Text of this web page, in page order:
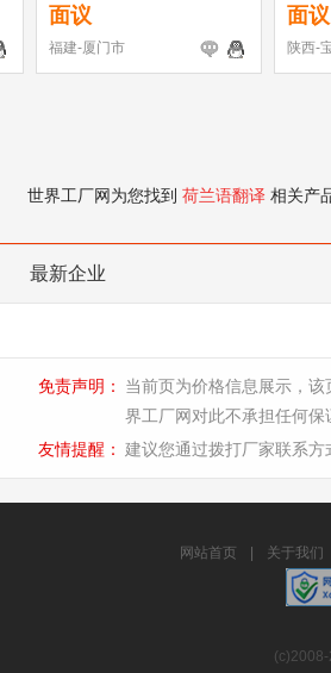
面议
福建-厦门市
面议
陕西-
世界工厂网为您找到 荷兰语翻译 相关产
最新企业
免责声明：
当前页为价格信息展示，
界工厂网对此不承担任何保
友情提醒： 建议您通过拨打厂家联系
网站首页 关于我们